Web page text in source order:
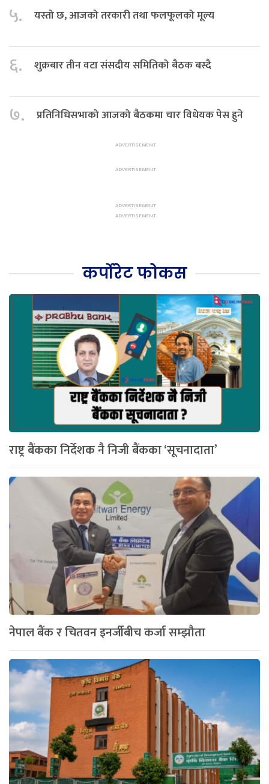
५. यस्तो छ, आजको तरकारी तथा फलफूलको मूल्य
६. शुक्रबार तीन वटा संसदीय समितिको बैठक बस्दै
७. प्रतिनिधिसभाको आजको बैठकमा चार विधेयक पेस हुने
कर्पोरेट फोकस
राष्ट्र बैंकका निर्देशक नै निजी बैंकका ‘सूचनादाता’
नेपाल बैंक र चितवन इनर्जीबीच कर्जा सम्झौता